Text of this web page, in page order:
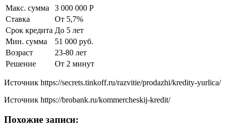
Макс. сумма
3 000 000 Р
Ставка
От 5,7%
Срок кредита До 5 лет
Мин. сумма
51 000 руб.
Возраст
23-80 лет
Решение
От 2 минут
Источник https://secrets.tinkoff.ru/razvitie/prodazhi/kredity-yurlica/
Источник https://brobank.ru/kommercheskij-kredit/
Похожие записи: